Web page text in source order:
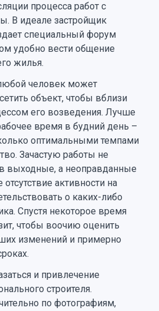
процесса работ с
В идеале застройщик
специальный форум
удобно вести общение
жилья.
человек может
объект, чтобы вблизи
его возведения. Лучше
время в будний день –
оптимальными темпами
Зачастую работы не
выходные, а неоправданные
активности на
о каких-либо
Спустя некоторое время
чтобы воочию оценить
изменений и примерно
и привлечение
строителя.
по фотографиям,